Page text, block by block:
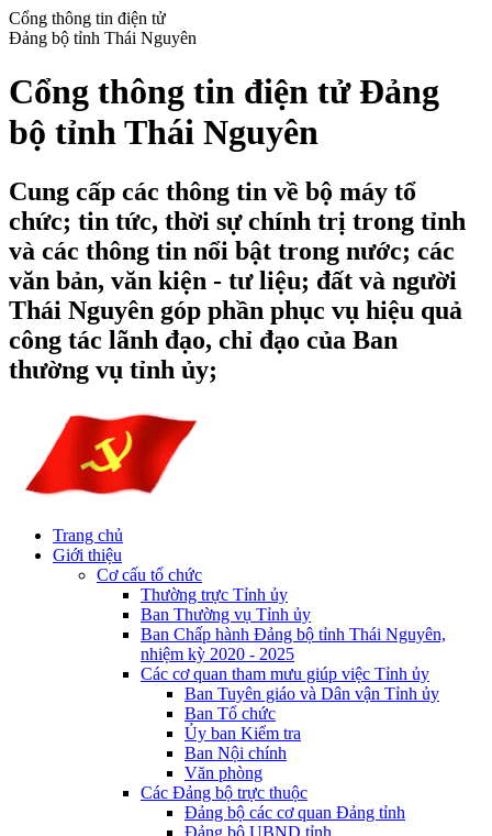
Cổng thông tin điện tử
Đảng bộ tỉnh Thái Nguyên
Cổng thông tin điện tử Đảng
bộ tỉnh Thái Nguyên
Cung cấp các thông tin về bộ máy tổ
chức; tin tức, thời sự chính trị trong tỉnh
và các thông tin nổi bật trong nước; các
văn bản, văn kiện - tư liệu; đất và người
Thái Nguyên góp phần phục vụ hiệu quả
công tác lãnh đạo, chỉ đạo của Ban
thường vụ tỉnh ủy;
Trang chủ
Giới thiệu
Cơ cấu tổ chức
Thường trực Tỉnh ủy
Ban Thường vụ Tỉnh ủy
Ban Chấp hành Đảng bộ tỉnh Thái Nguyên,
nhiệm kỳ 2020 - 2025
Các cơ quan tham mưu giúp việc Tỉnh ủy
Ban Tuyên giáo và Dân vận Tỉnh ủy
Ban Tổ chức
Ủy ban Kiểm tra
Ban Nội chính
Văn phòng
Các Đảng bộ trực thuộc
Đảng bộ các cơ quan Đảng tỉnh
Đảng bộ UBND tỉnh